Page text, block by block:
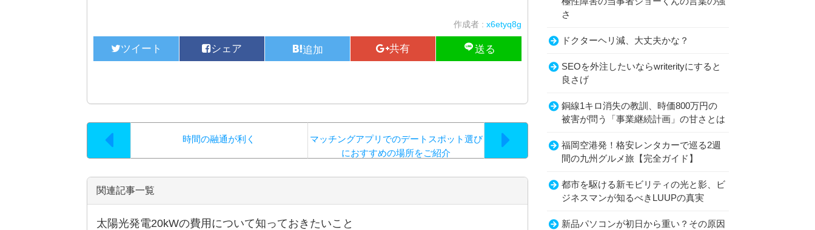
作成者 : x6etyq8g
時間の融通が利く
マッチングアプリでのデートスポット選び
におすすめの場所をご紹介
関連記事一覧
太陽光発電20kWの費用について知っておきたいこと
さ
ドクターヘリ減、大丈夫かな？
SEOを外注したいならwriterityにすると
良さげ
銅線1キロ消失の教訓、時価800万円の
被害が問う「事業継続計画」の甘さとは
福岡空港発！格安レンタカーで巡る2週
間の九州グルメ旅【完全ガイド】
都市を駆ける新モビリティの光と影、ビ
ジネスマンが知るべきLUUPの真実
新品パソコンが初日から重い？その原因